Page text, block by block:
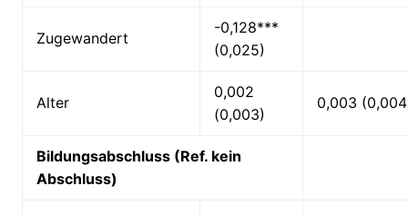
Zugewandert
-0,128***
(0,025)
Alter
0,002
(0,003)
0,003
Bildungsabschluss (Ref. kein
Abschluss)